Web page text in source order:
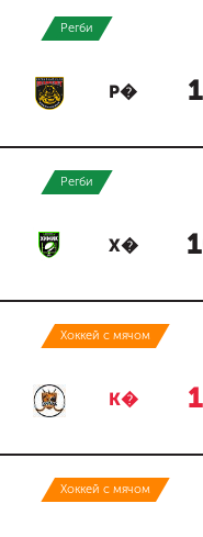
Регби
Р�
Регби
Х�
Хоккей с мячом
К�
Хоккей с мячом